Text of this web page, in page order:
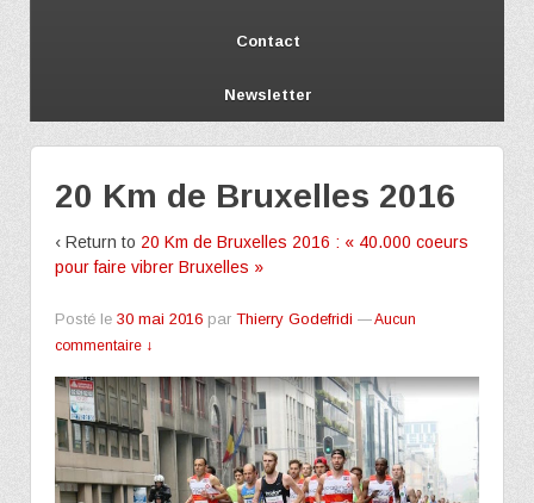
Contact
Newsletter
20 Km de Bruxelles 2016
‹ Return to 20 Km de Bruxelles 2016 : « 40.000 coeurs
pour faire vibrer Bruxelles »
Posté le 30 mai 2016 par Thierry Godefridi —Aucun
commentaire ↓